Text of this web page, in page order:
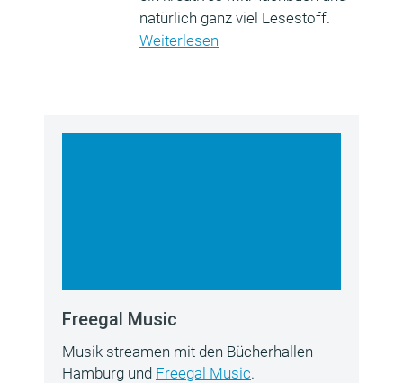
natürlich ganz viel Lesestoff.
Weiterlesen
Freegal Music
Musik streamen mit den Bücherhallen
Hamburg und Freegal Music.